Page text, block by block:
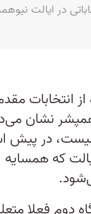
انتخابات
نشان
در پیش
که همسایه